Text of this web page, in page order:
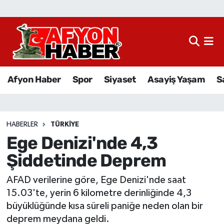
Afyon Haber Spor Siyaset Asayiş Yaşam
HABERLER TÜRKIYE
Ege Denizi'nde 4,3
Şiddetinde Deprem
AFAD verilerine göre, Ege Denizi'nde saat
15.03'te, yerin 6 kilometre derinliğinde 4,3
büyüklüğünde kısa süreli paniğe neden olan bir
deprem meydana geldi.
Afyon Haber
Sağlık
Eğitim
Sivil Toplum
Ekonomi